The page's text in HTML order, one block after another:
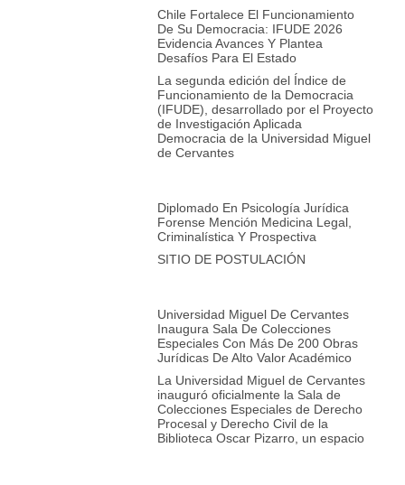
Chile Fortalece El Funcionamiento
De Su Democracia: IFUDE 2026
Evidencia Avances Y Plantea
Desafíos Para El Estado
La segunda edición del Índice de
Funcionamiento de la Democracia
(IFUDE), desarrollado por el Proyecto
de Investigación Aplicada
Democracia de la Universidad Miguel
de Cervantes
Diplomado En Psicología Jurídica
Forense Mención Medicina Legal,
Criminalística Y Prospectiva
SITIO DE POSTULACIÓN
Universidad Miguel De Cervantes
Inaugura Sala De Colecciones
Especiales Con Más De 200 Obras
Jurídicas De Alto Valor Académico
La Universidad Miguel de Cervantes
inauguró oficialmente la Sala de
Colecciones Especiales de Derecho
Procesal y Derecho Civil de la
Biblioteca Oscar Pizarro, un espacio